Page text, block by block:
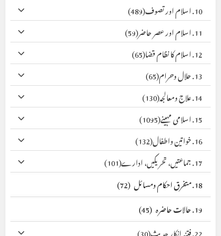
10. اسلام اور تصوف
(489)
11. اسلام اور عصر حاضر
(59)
12. اسلام کا نظام قضا
(65)
13. حلال وحرام
(65)
14. علاج ومعالجہ
(130)
15. اسلامی مہینے
(1095)
16. خواتین واطفال
(132)
17. جماعتیں، تحریکیں، ادارے
(101)
18. متفرق احکام ومسائل
(72)
19. حالات حاضرہ
(45)
22. فتنہ انکار حدیث
(30)